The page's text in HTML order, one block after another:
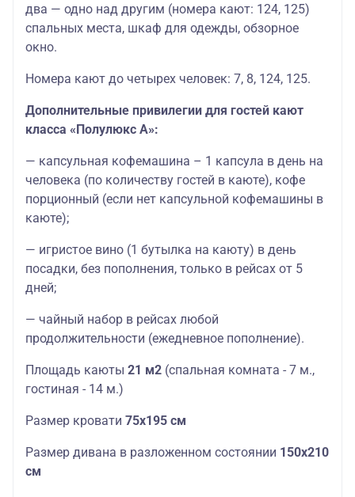
два — одно над другим (номера кают: 124, 125)
спальных места, шкаф для одежды, обзорное
окно.
Номера кают до четырех человек: 7, 8, 124, 125.
Дополнительные привилегии для гостей кают
класса «Полулюкс А»:
— капсульная кофемашина – 1 капсула в день на
человека (по количеству гостей в каюте), кофе
порционный (если нет капсульной кофемашины в
каюте);
— игристое вино (1 бутылка на каюту) в день
посадки, без пополнения, только в рейсах от 5
дней;
— чайный набор в рейсах любой
продолжительности (ежедневное пополнение).
Площадь каюты 21 м2 (спальная комната - 7 м.,
гостиная - 14 м.)
Размер кровати 75х195 см
Размер дивана в разложенном состоянии 150х210
см